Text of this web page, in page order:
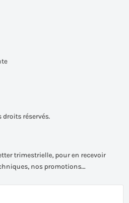
droits réservés.
trimestrielle, pour en recevoir
nos promotions…